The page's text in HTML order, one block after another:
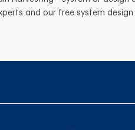
and our free system design